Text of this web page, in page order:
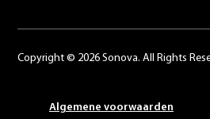
Copyright © 2026 Sonova. All Rights
Algemene voorwaarden